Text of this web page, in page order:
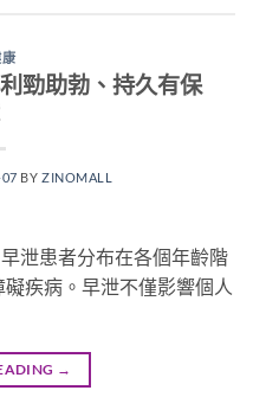
勁助勃、持久有保
BY ZINOMALL
泄患者分布在各個年齡階
疾病。早泄不僅影響個人
→